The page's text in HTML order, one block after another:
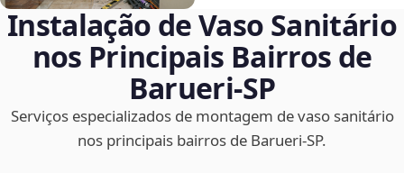
Instalação de Vaso Sanitário
nos Principais Bairros de
Barueri‑SP
Serviços especializados de montagem de vaso sanitário
nos principais bairros de Barueri‑SP.